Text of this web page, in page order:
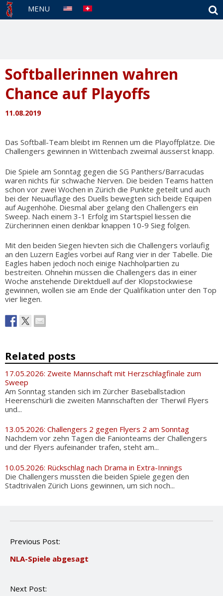
MENU
Softballerinnen wahren
Chance auf Playoffs
11.08.2019
Das Softball-Team bleibt im Rennen um die Playoffplätze. Die
Challengers gewinnen in Wittenbach zweimal äusserst knapp.
Die Spiele am Sonntag gegen die SG Panthers/Barracudas
waren nichts für schwache Nerven. Die beiden Teams hatten
schon vor zwei Wochen in Zürich die Punkte geteilt und auch
bei der Neuauflage des Duells bewegten sich beide Equipen
auf Augenhöhe. Diesmal aber gelang den Challengers ein
Sweep. Nach einem 3-1 Erfolg im Startspiel liessen die
Zürcherinnen einen denkbar knappen 10-9 Sieg folgen.
Mit den beiden Siegen hievten sich die Challengers vorläufig
an den Luzern Eagles vorbei auf Rang vier in der Tabelle. Die
Eagles haben jedoch noch einige Nachholpartien zu
bestreiten. Ohnehin müssen die Challengers das in einer
Woche anstehende Direktduell auf der Klopstockwiese
gewinnen, wollen sie am Ende der Qualifikation unter den Top
vier liegen.
Related posts
17.05.2026: Zweite Mannschaft mit Herzschlagfinale zum
Sweep
Am Sonntag standen sich im Zürcher Baseballstadion
Heerenschürli die zweiten Mannschaften der Therwil Flyers
und...
13.05.2026: Challengers 2 gegen Flyers 2 am Sonntag
Nachdem vor zehn Tagen die Fanionteams der Challengers
und der Flyers aufeinander trafen, steht am...
10.05.2026: Rückschlag nach Drama in Extra-Innings
Die Challengers mussten die beiden Spiele gegen den
Stadtrivalen Zürich Lions gewinnen, um sich noch...
P
s
a
Previous Post:
NLA-Spiele abgesagt
Next Post: